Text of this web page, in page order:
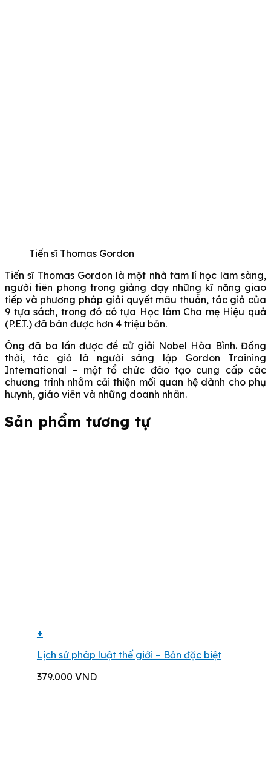
Tiến sĩ Thomas Gordon
Tiến sĩ Thomas Gordon là một nhà tâm lí học lâm sàng,
người tiên phong trong giảng dạy những kĩ năng giao
tiếp và phương pháp giải quyết mâu thuẫn, tác giả của
9 tựa sách, trong đó có tựa Học làm Cha mẹ Hiệu quả
(P.E.T.) đã bán được hơn 4 triệu bản.
Ông đã ba lần được đề cử giải Nobel Hòa Bình. Đồng
thời, tác giả là người sáng lập Gordon Training
International – một tổ chức đào tạo cung cấp các
chương trình nhằm cải thiện mối quan hệ dành cho phụ
huynh, giáo viên và những doanh nhân.
Sản phẩm tương tự
+
Lịch sử pháp luật thế giới – Bản đặc biệt
379.000 VND